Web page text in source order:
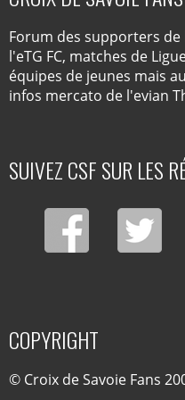
Forum des supporters
l'eTG FC, matches de
équipes de jeunes mais
infos mercato de l'evian
SUIVEZ CSF SUR LES
COPYRIGHT
© Croix de Savoie Fans